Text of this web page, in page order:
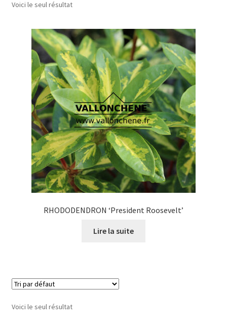
Plantes grimpantes
Fougères
Fruitiers
Rhododendrons
Bambous
Bulbes
Plantes aromatiques
Cadeaux originaux
Chèques-cadeaux
Voici le seul résultat
RHODODENDRON ‘President Roosevelt’
Lire la suite
Voici le seul résultat